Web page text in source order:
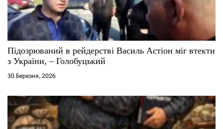
Підозрюваний в рейдерстві Василь Астіон міг втекти
з України, – Голобуцький
30 Березня, 2026